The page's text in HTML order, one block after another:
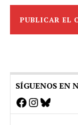
SÍGUENOS EN
Facebook
Instagram
Bluesky